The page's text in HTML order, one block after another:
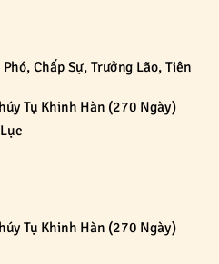
Chấp Sự, Trưởng Lão, Tiên
Tụ Khinh Hàn (270 Ngày)
Tụ Khinh Hàn (270 Ngày)